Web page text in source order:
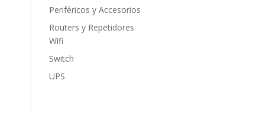
Periféricos y Accesorios
Routers y Repetidores
Wifi
Switch
UPS